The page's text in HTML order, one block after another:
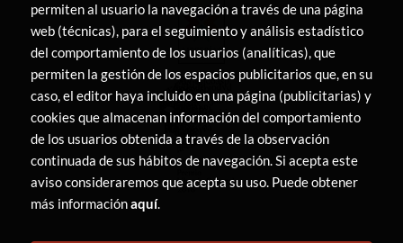
permiten al usuario la navegación a través de una página
web (técnicas), para el seguimiento y análisis estadístico
del comportamiento de los usuarios (analíticas), que
permiten la gestión de los espacios publicitarios que, en su
caso, el editor haya incluido en una página (publicitarias) y
cookies que almacenan información del comportamiento
de los usuarios obtenida a través de la observación
continuada de sus hábitos de navegación. Si acepta este
aviso consideraremos que acepta su uso. Puede obtener
más informaciónaquí.